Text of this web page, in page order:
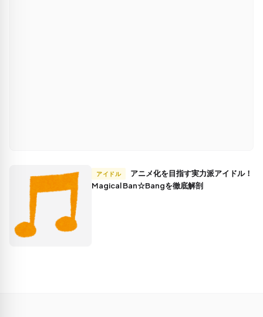
アイドル
Magical Ban☆Bangを徹底解剖